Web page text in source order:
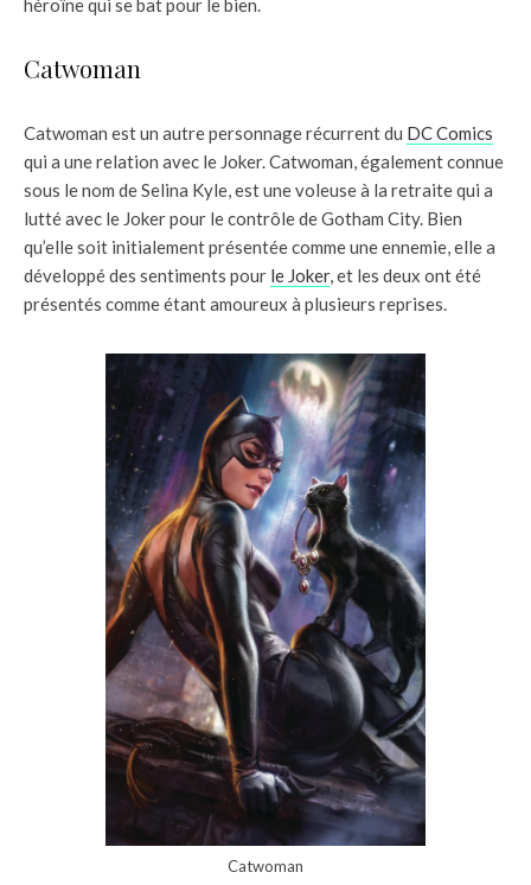
héroïne qui se bat pour le bien.
Catwoman
Catwoman est un autre personnage récurrent du DC Comics
qui a une relation avec le Joker. Catwoman, également connue
sous le nom de Selina Kyle, est une voleuse à la retraite qui a
lutté avec le Joker pour le contrôle de Gotham City. Bien
qu’elle soit initialement présentée comme une ennemie, elle a
développé des sentiments pour le Joker, et les deux ont été
présentés comme étant amoureux à plusieurs reprises.
Catwoman